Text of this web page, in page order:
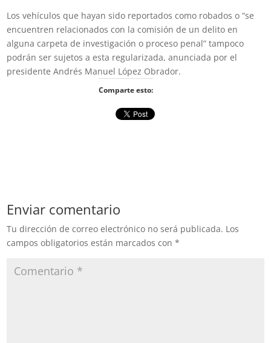
Los vehículos que hayan sido reportados como robados o “se
encuentren relacionados con la comisión de un delito en
alguna carpeta de investigación o proceso penal” tampoco
podrán ser sujetos a esta regularizada, anunciada por el
presidente Andrés Manuel López Obrador.
Comparte esto:
Enviar comentario
Tu dirección de correo electrónico no será publicada. Los
campos obligatorios están marcados con*